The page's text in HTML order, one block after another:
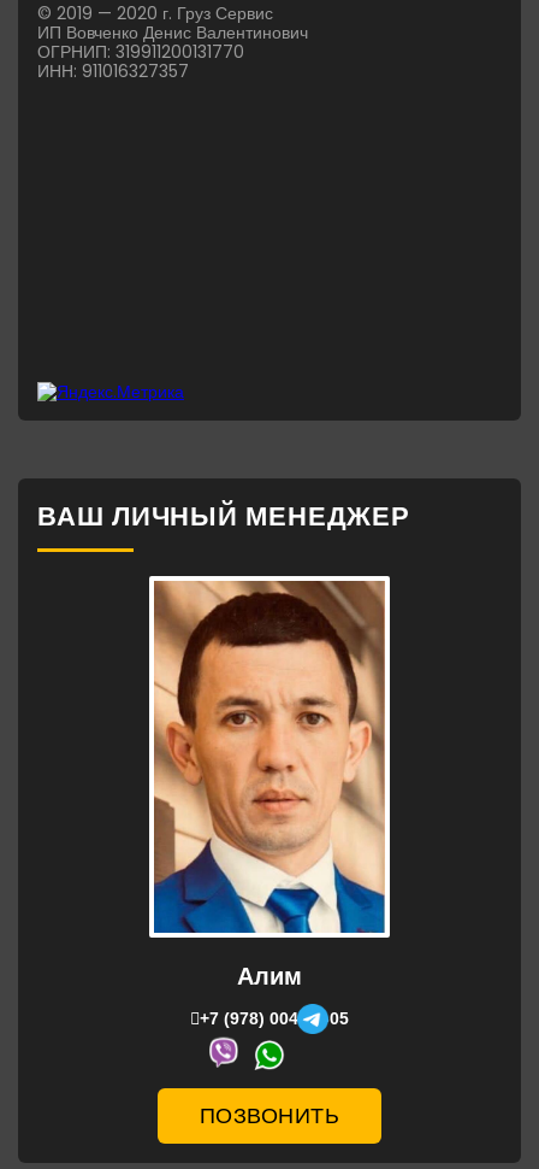
© 2019 — 2020 г. Груз Сервис
ИП Вовченко Денис Валентинович
ОГРНИП: 319911200131770
ИНН: 911016327357
ВАШ ЛИЧНЫЙ МЕНЕДЖЕР
Алим
+7 (978) 004-06-05
ПОЗВОНИТЬ